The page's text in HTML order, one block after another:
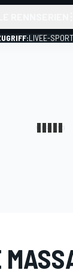
LIVEE-SPORT